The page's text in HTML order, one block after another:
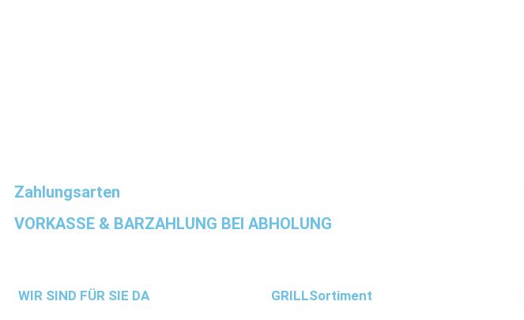
Zahlungsarten
VORKASSE & BARZAHLUNG BEI ABHOLUNG
WIR SIND FÜR SIE DA GRILLSortiment